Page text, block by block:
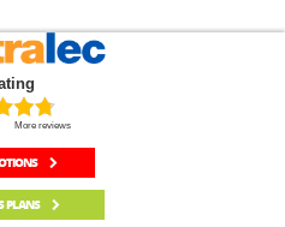
More reviews
PLANS